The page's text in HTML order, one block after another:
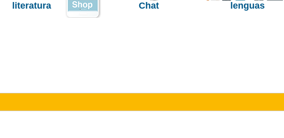
literatura Chat lenguas